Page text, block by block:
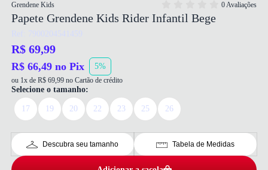
Grendene Kids
0 Avaliações
Papete Grendene Kids Rider Infantil Bege
Ref: 7900204541459
R$ 69,99
R$ 66,49 no Pix 5%
ou 1x de R$ 69,99 no Cartão de crédito
Selecione o tamanho:
17 19 20 22 23 25 26
Descubra seu tamanho Tabela de Medidas